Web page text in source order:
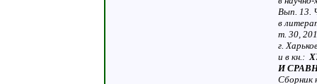
Вып. 13.
в
т. 30,
г.
и в кн.:
И
Сборник